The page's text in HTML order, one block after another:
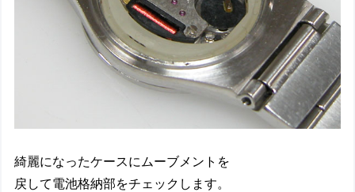
綺麗になったケースにムーブメントを
戻して電池格納部をチェックします。